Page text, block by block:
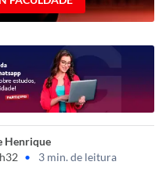
Henrique
• 3 min. de leitura